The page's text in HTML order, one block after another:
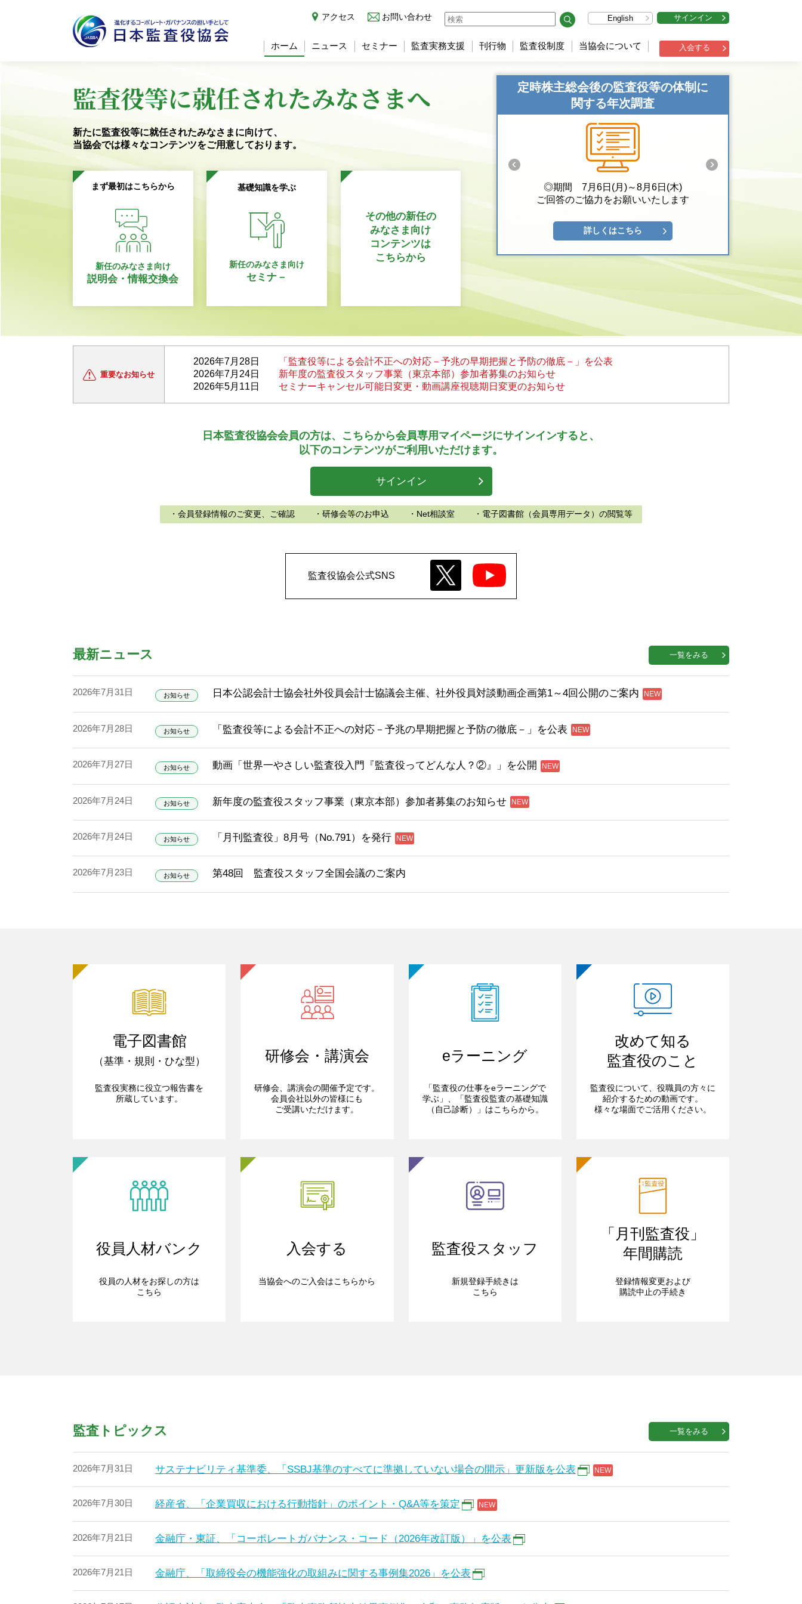
ホーム ニュース セミナー 監査実務支援 刊行物 監査役制度 当協会について 入会する
アクセス お問い合わせ English サインイン
監査役等に就任されたみなさまへ
新たに監査役等に就任されたみなさまに向けて、
当協会では様々なコンテンツをご用意しております。
まず最初はこちらから
新任のみなさま向け
説明会・情報交換会
基礎知識を学ぶ
新任のみなさま向け
セミナ－
その他の新任の
みなさま向け
コンテンツは
こちらから
定時株主総会後の監査役等の体制に
関する年次調査
◎期間 7月6日(月)～8月6日(木)
ご回答のご協力をお願いいたします
詳しくはこちら
重要なお知らせ
2026年7月28日
「監査役等による会計不正への対応－予兆の早期把握と予防の徹底－」を公表
2026年7月24日
新年度の監査役スタッフ事業（東京本部）参加者募集のお知らせ
2026年5月11日
セミナーキャンセル可能日変更・動画講座視聴期日変更のお知らせ
日本監査役協会会員の方は、 こちらから会員専用マイページにサインインすると、
以下のコンテンツがご利用いただけます。
サインイン
・会員登録情報のご変更、ご確認 ・研修会等のお申込 ・Net相談室 ・電子図書館（会員専用データ）の閲覧等
監査役協会公式SNS
最新ニュース 一覧をみる
2026年7月31日 お知らせ 日本公認会計士協会社外役員会計士協議会主催、社外役員対談動画企画第1～4回公開のご案内
2026年7月28日 お知らせ 「監査役等による会計不正への対応－予兆の早期把握と予防の徹底－」を公表
2026年7月27日 お知らせ 動画「世界一やさしい監査役入門『監査役ってどんな人？②』」を公開
2026年7月24日 お知らせ 新年度の監査役スタッフ事業（東京本部）参加者募集のお知らせ
2026年7月24日 お知らせ 「月刊監査役」8月号（No.791）を発行
2026年7月23日 お知らせ 第48回 監査役スタッフ全国会議のご案内
電子図書館
（基準・規則・ひな型）
監査役実務に役立つ報告書を
所蔵しています。
研修会・講演会
研修会、講演会の開催予定です。
会員会社以外の皆様にも
ご受講いただけます。
eラーニング
「監査役の仕事をeラーニングで
学ぶ」、「監査役監査の基礎知識
（自己診断）」はこちらから。
改めて知る
監査役のこと
監査役について、役職員の方々に
紹介するための動画です。
様々な場面でご活用ください。
役員人材バンク
役員の人材をお探しの方は
こちら
入会する
当協会へのご入会はこちらから
監査役スタッフ
新規登録手続きは
こちら
「月刊監査役」
年間購読
登録情報変更および
購読中止の手続き
監査トピックス 一覧をみる
2026年7月31日 サステナビリティ基準委、「SSBJ基準のすべてに準拠していない場合の開示」更新版を公表
2026年7月30日 経産省、「企業買収における行動指針」のポイント・Q&A等を策定
2026年7月21日 金融庁・東証、「コーポレートガバナンス・コード（2026年改訂版）」を公表
2026年7月21日 金融庁、「取締役会の機能強化の取組みに関する事例集2026」を公表